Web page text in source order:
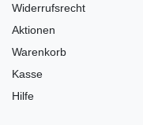
Widerrufsrecht
Aktionen
Warenkorb
Kasse
Hilfe